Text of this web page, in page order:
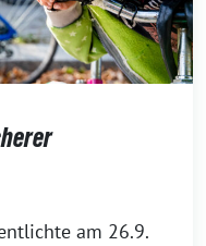
am 26.9.